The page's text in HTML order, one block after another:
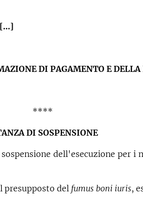
[…]
DI PAGAMENTO E DELLA
****
DI SOSPENSIONE
dell'esecuzione per
presupposto del fumus boni iuris,